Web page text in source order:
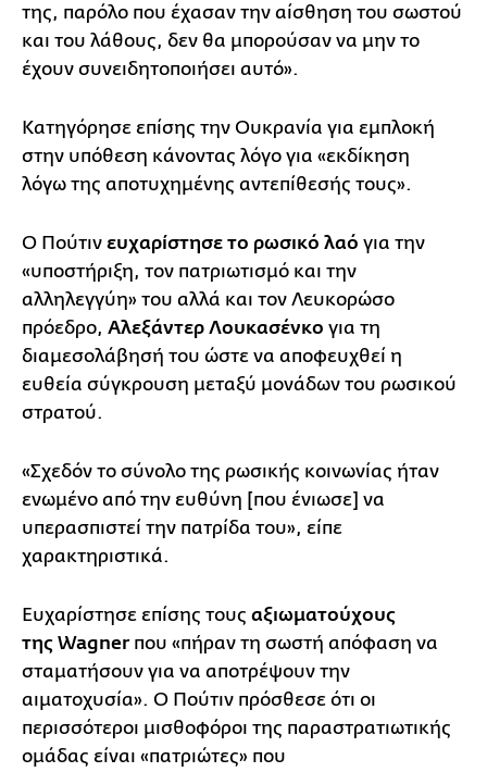
της, παρόλο που έχασαν την αίσθηση του σωστού
και του λάθους, δεν θα μπορούσαν να μην το
έχουν συνειδητοποιήσει αυτό».
Κατηγόρησε επίσης την Ουκρανία για εμπλοκή
στην υπόθεση κάνοντας λόγο για «εκδίκηση
λόγω της αποτυχημένης αντεπίθεσής τους».
Ο Πούτιν ευχαρίστησε το ρωσικό λαό για την
«υποστήριξη, τον πατριωτισμό και την
αλληλεγγύη» του αλλά και τον Λευκορώσο
πρόεδρο, Αλεξάντερ Λουκασένκο για τη
διαμεσολάβησή του ώστε να αποφευχθεί η
ευθεία σύγκρουση μεταξύ μονάδων του ρωσικού
στρατού.
«Σχεδόν το σύνολο της ρωσικής κοινωνίας ήταν
ενωμένο από την ευθύνη [που ένιωσε] να
υπερασπιστεί την πατρίδα του», είπε
χαρακτηριστικά.
Ευχαρίστησε επίσης τους αξιωματούχους
της Wagnerπου «πήραν τη σωστή απόφαση να
σταματήσουν για να αποτρέψουν την
αιματοχυσία». Ο Πούτιν πρόσθεσε ότι οι
περισσότεροι μισθοφόροι της παραστρατιωτικής
ομάδας είναι «πατριώτες» που